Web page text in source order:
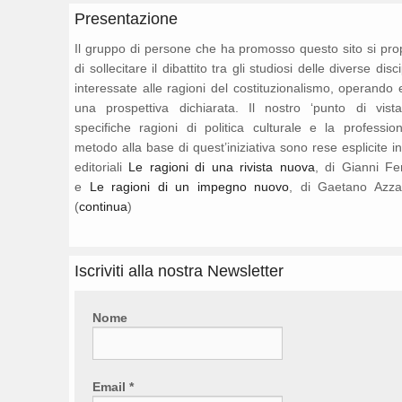
Presentazione
Il gruppo di persone che ha promosso questo sito si
di sollecitare il dibattito tra gli studiosi delle diverse
interessate alle ragioni del costituzionalismo, operando
una prospettiva dichiarata. Il nostro ‘punto di
specifiche ragioni di politica culturale e la
metodo alla base di quest’iniziativa sono rese esplicite
editoriali Le ragioni di una rivista nuova , di Gianni
e Le ragioni di un impegno nuovo , di Gaetano
(continua)
Iscriviti alla nostra Newsletter
Nome
Email *